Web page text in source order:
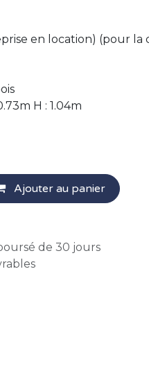
en location) (pour la
H : 1.04m
Ajouter au panier
de 30 jours